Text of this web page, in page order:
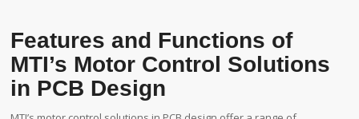
Features and Functions of
MTI’s Motor Control Solutions
in PCB Design